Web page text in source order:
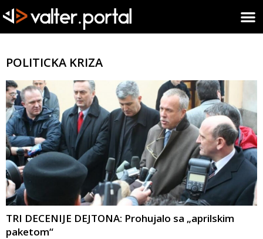
POLITICKA KRIZA
TRI DECENIJE DEJTONA: Prohujalo sa „aprilskim
paketom“